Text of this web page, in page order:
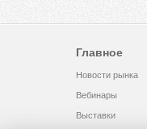
Главное
Новости рынка
Вебинары
Выставки